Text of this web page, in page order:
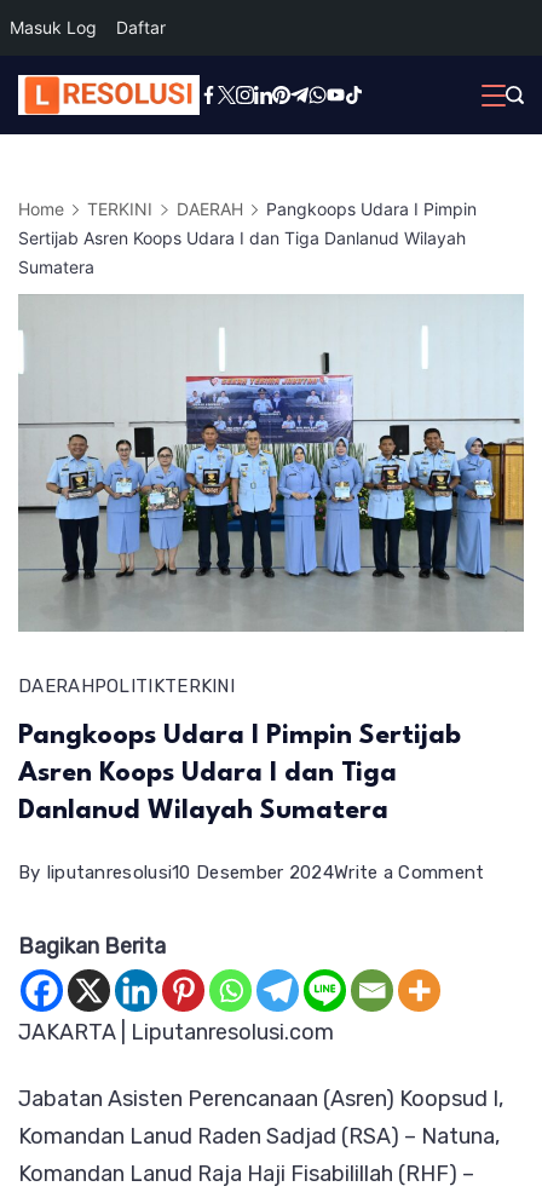
Masuk Log Daftar
Skip
to
Home TERKINI DAERAH
Pangkoops Udara I Pimpin
Sertijab Asren Koops Udara I dan Tiga Danlanud Wilayah
Sumatera
DAERAHPOLITIKTERKINI
Pangkoops Udara I Pimpin Sertijab
Asren Koops Udara I dan Tiga
Danlanud Wilayah Sumatera
By liputanresolusi10 Desember 2024Write a Comment
Asren
Koops
Bagikan Berita
JAKARTA | Liputanresolusi.com
Jabatan Asisten Perencanaan (Asren) Koopsud I,
Komandan Lanud Raden Sadjad (RSA) – Natuna,
Komandan Lanud Raja Haji Fisabilillah (RHF) –